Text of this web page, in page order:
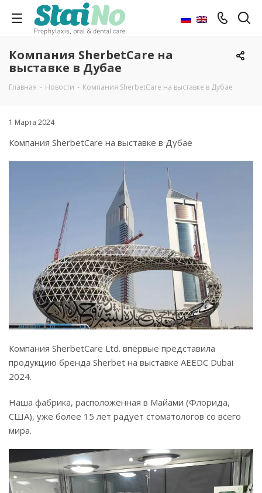
Компания SherbetCare на
выставке в Дубае
Главная - Новости - Компания SherbetCare на выставке в Дубае
1 Марта 2024
Компания SherbetCare на выставке в Дубае
Компания SherbetCare Ltd. впервые представила
продукцию бренда Sherbet на выставке AEEDC Dubai
2024.
Наша фабрика, расположенная в Майами (Флорида,
США), уже более 15 лет радует стоматологов со всего
мира.